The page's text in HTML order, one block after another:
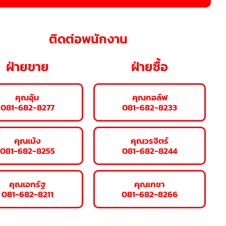
ติดต่อพนักงาน
ฝ่ายขาย
คุณอุ้ม
081-682-8277
คุณเม้ง
081-682-8255
คุณเอกรัฐ
081-682-8211
ฝ่ายซื้อ
คุณกอล์ฟ
081-682-8233
คุณวรจิตร์
081-682-8244
คุณเกชา
081-682-8266